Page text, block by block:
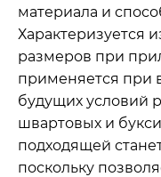
материала и
Характеризуется
размеров при
применяется при
будущих условий
швартовых и
подходящей
поскольку